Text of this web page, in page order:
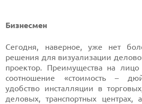
Бизнесмен
Сегодня, наверное, уже нет
решения для визуализации
проектор. Преимущества на
соотношение «стоимость –
удобство инсталляции в
деловых, транспортных